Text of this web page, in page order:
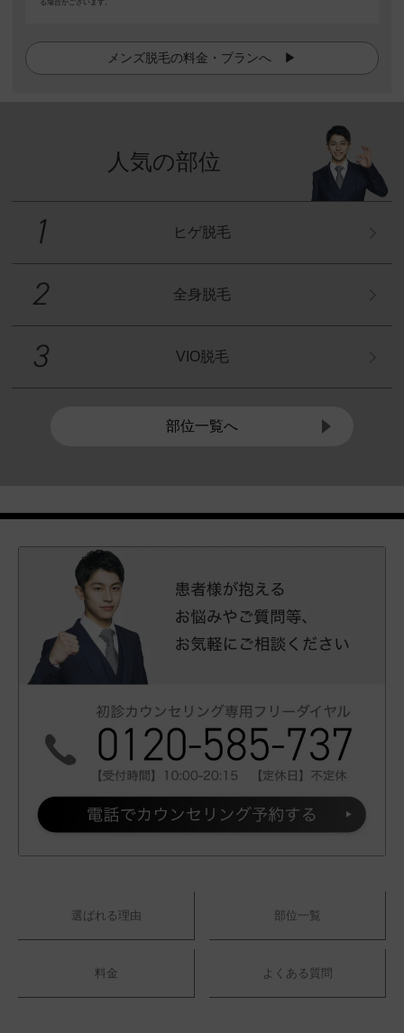
る場合がございます。
メンズ脱毛の料金・プランへ ▶︎
人気の部位
ヒゲ脱毛
全身脱毛
VIO脱毛
部位一覧へ
選ばれる理由
料金
部位一覧
よくある質問